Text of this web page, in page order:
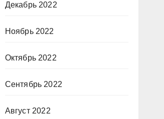
Декабрь 2022
Ноябрь 2022
Октябрь 2022
Сентябрь 2022
Август 2022